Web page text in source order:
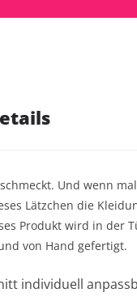
Und wenn
Lätzchen die
Produkt wird in der
von Hand gefertigt.
individuell